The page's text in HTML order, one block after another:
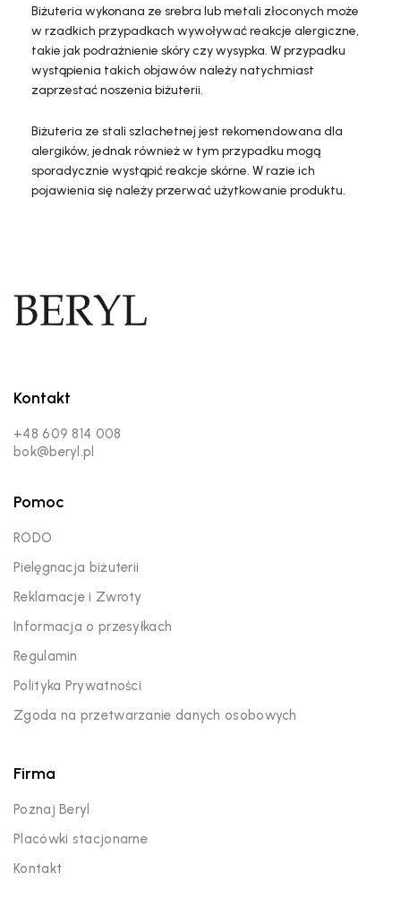
Biżuteria wykonana ze srebra lub metali złoconych może
w rzadkich przypadkach wywoływać reakcje alergiczne,
takie jak podrażnienie skóry czy wysypka. W przypadku
wystąpienia takich objawów należy natychmiast
zaprzestać noszenia biżuterii.
Biżuteria ze stali szlachetnej jest rekomendowana dla
alergików, jednak również w tym przypadku mogą
sporadycznie wystąpić reakcje skórne. W razie ich
pojawienia się należy przerwać użytkowanie produktu.
Kontakt
+48 609 814 008
bok@beryl.pl
Pomoc
RODO
Pielęgnacja biżuterii
Reklamacje i Zwroty
Informacja o przesyłkach
Regulamin
Polityka Prywatności
Zgoda na przetwarzanie danych osobowych
Firma
Poznaj Beryl
Placówki stacjonarne
Kontakt